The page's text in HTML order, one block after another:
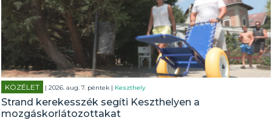
KÖZÉLET | 2026. aug. 7. péntek | Keszthely
Strand kerekesszék segíti Keszthelyen a
mozgáskorlátozottakat